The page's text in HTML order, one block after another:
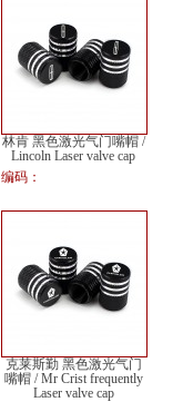
林肯 黑色激光气门嘴帽 /
Lincoln Laser valve cap
编码：
克莱斯勤 黑色激光气门
嘴帽 / Mr Crist frequently
Laser valve cap